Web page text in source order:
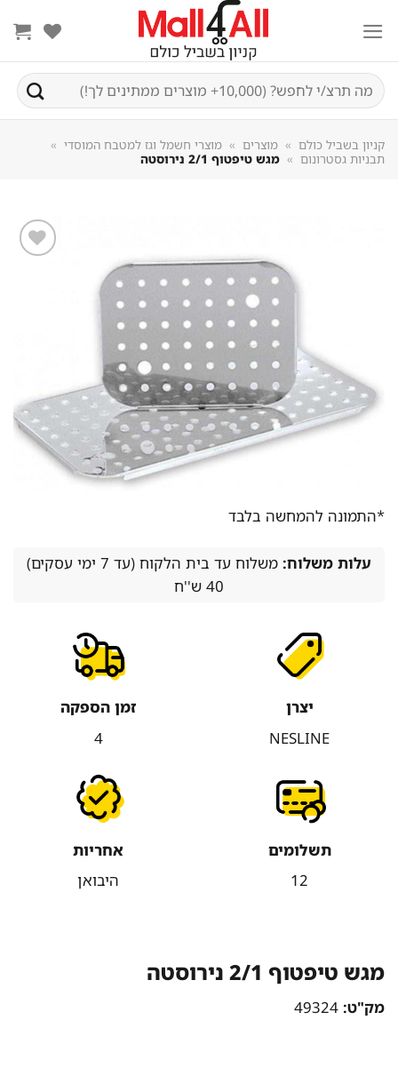
חיפוש
עבור:
קניון בשביל כולם » מוצרים » מוצרי חשמל וגז למטבח המוסדי »
תבניות גסטרונום » מגש טיפטוף 2/1 נירוסטה
*התמונה להמחשה בלבד
עלות משלוח:
משלוח עד בית הלקוח (עד 7 ימי עסקים)
40 ש''ח
יצרן
NESLINE
זמן הספקה
תשלומים
12
אחריות
היבואן
מגש טיפטוף 2/1 נירוסטה
מק"ט:49324